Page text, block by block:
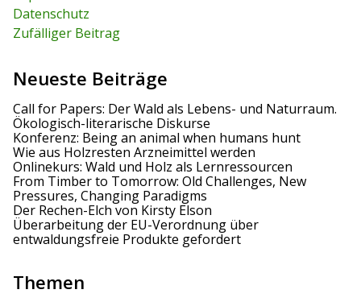
n
a
v
i
g
a
t
i
o
n
:Datenschutz
Zufälliger Beitrag
Neueste Beiträge
Call for Papers: Der Wald als Lebens- und Naturraum.
Ökologisch-literarische Diskurse
Konferenz: Being an animal when humans hunt
Wie aus Holzresten Arzneimittel werden
Onlinekurs: Wald und Holz als Lernressourcen
From Timber to Tomorrow: Old Challenges, New
Pressures, Changing Paradigms
Der Rechen-Elch von Kirsty Elson
Überarbeitung der EU-Verordnung über
entwaldungsfreie Produkte gefordert
Themen